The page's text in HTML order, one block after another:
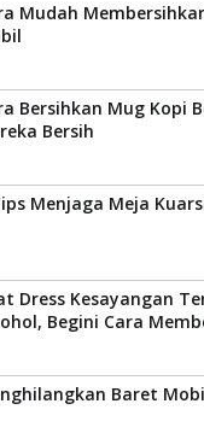
Mudah
Bersihkan Mug Kopi
Bersih
Menjaga Meja
Dress Kesayangan
Begini Cara
Baret